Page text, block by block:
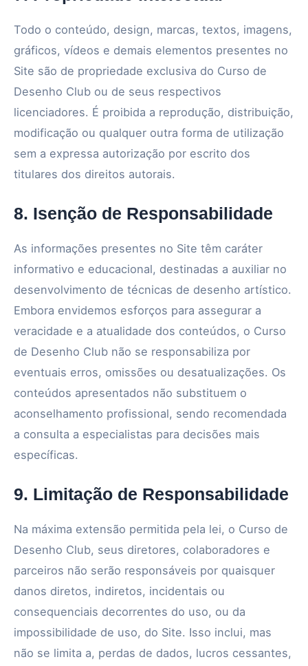
Todo o conteúdo, design, marcas, textos, imagens,
gráficos, vídeos e demais elementos presentes no
Site são de propriedade exclusiva do Curso de
Desenho Club ou de seus respectivos
licenciadores. É proibida a reprodução, distribuição,
modificação ou qualquer outra forma de utilização
sem a expressa autorização por escrito dos
titulares dos direitos autorais.
8. Isenção de Responsabilidade
As informações presentes no Site têm caráter
informativo e educacional, destinadas a auxiliar no
desenvolvimento de técnicas de desenho artístico.
Embora envidemos esforços para assegurar a
veracidade e a atualidade dos conteúdos, o Curso
de Desenho Club não se responsabiliza por
eventuais erros, omissões ou desatualizações. Os
conteúdos apresentados não substituem o
aconselhamento profissional, sendo recomendada
a consulta a especialistas para decisões mais
específicas.
9. Limitação de Responsabilidade
Na máxima extensão permitida pela lei, o Curso de
Desenho Club, seus diretores, colaboradores e
parceiros não serão responsáveis por quaisquer
danos diretos, indiretos, incidentais ou
consequenciais decorrentes do uso, ou da
impossibilidade de uso, do Site. Isso inclui, mas
não se limita a, perdas de dados, lucros cessantes,